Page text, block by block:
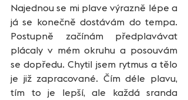
Najednou se mi plave výrazně lépe a
já se konečně dostávám do tempa.
Postupně začínám předplavávat
plácaly v mém okruhu a posouvám
se dopředu. Chytil jsem rytmus a tělo
je již zapracované. Čím déle plavu,
tím to je lepší, ale každá sranda